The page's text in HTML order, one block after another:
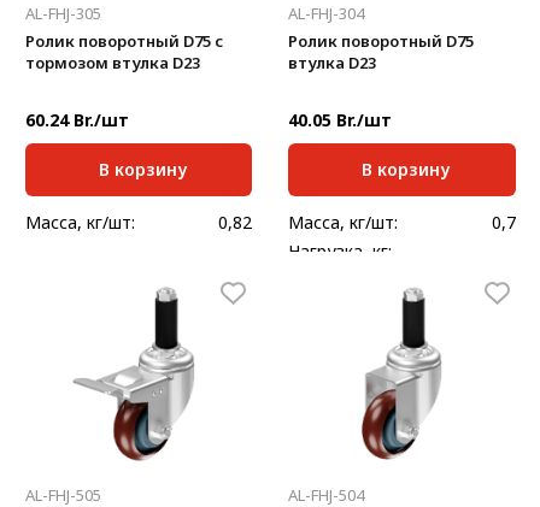
Лист алюминиевый
Метрический крепеж
Конструкции из профиля
Услуги дополнительной обработки профиля
AL-FHJ-305
Ролик поворотный D75 с
тормозом втулка D23
60.24 Br./шт
В корзину
Масса, кг/шт: 0,82
AL-FHJ-304
Ролик поворотный D75
втулка D23
40.05 Br./шт
В корзину
Масса, кг/шт:
0,7
Нагрузка, кг:
AL-FHJ-505
AL-FHJ-504